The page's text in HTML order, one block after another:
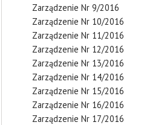
Zarządzenie Nr 9/2016
Zarządzenie Nr 10/2016
Zarządzenie Nr 11/2016
Zarządzenie Nr 12/2016
Zarządzenie Nr 13/2016
Zarządzenie Nr 14/2016
Zarządzenie Nr 15/2016
Zarządzenie Nr 16/2016
Zarządzenie Nr 17/2016